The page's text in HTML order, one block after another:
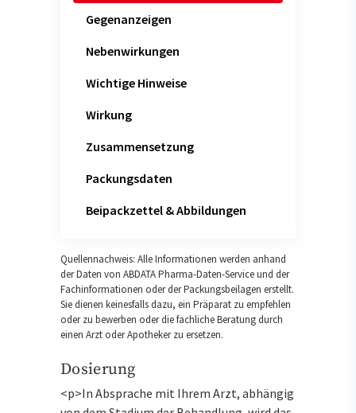
Gegenanzeigen
Nebenwirkungen
Wichtige Hinweise
Wirkung
Zusammensetzung
Packungsdaten
Beipackzettel & Abbildungen
Quellennachweis: Alle Informationen werden anhand
der Daten von ABDATA Pharma-Daten-Service und der
Fachinformationen oder der Packungsbeilagen erstellt.
Sie dienen keinesfalls dazu, ein Präparat zu empfehlen
oder zu bewerben oder die fachliche Beratung durch
einen Arzt oder Apotheker zu ersetzen.
Dosierung
<p>In Absprache mit Ihrem Arzt, abhängig